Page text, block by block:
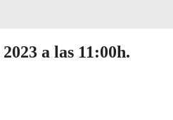
a las 11:00h.